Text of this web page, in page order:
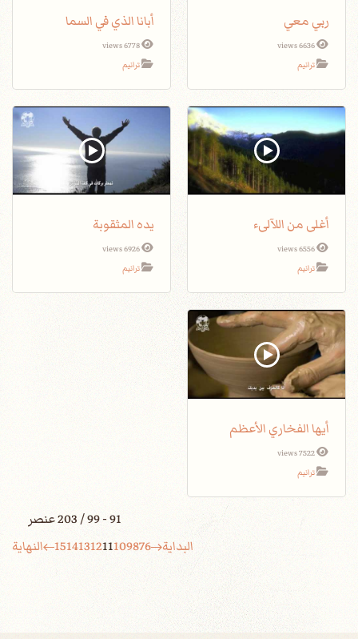
ربي معي
6636 views
ترانيم
أبانا الذي في السما
6778 views
ترانيم
أغلى من اللآلىء
6556 views
ترانيم
يده المثقوبة
6926 views
ترانيم
أيها الفخاري الأعظم
7522 views
ترانيم
91 - 99 / 203 عنصر
البداية
6
7
8
9
10
11
12
13
14
15 النهاية